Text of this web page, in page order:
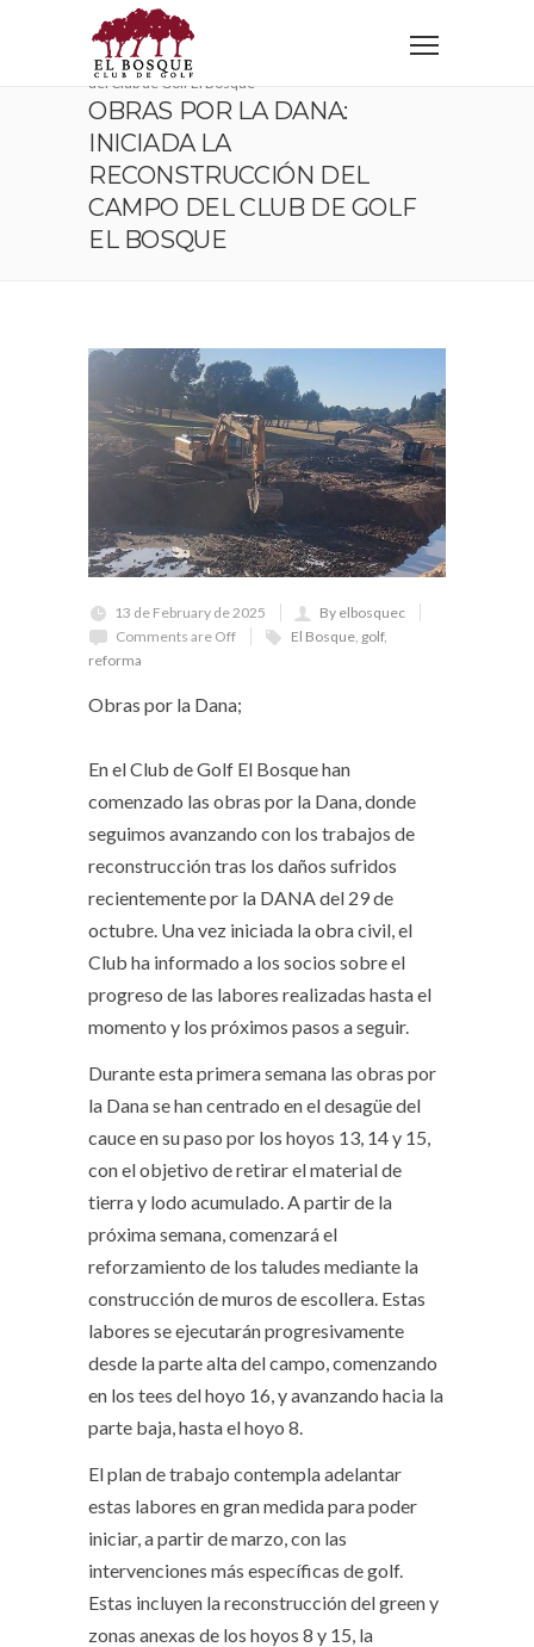
Home
Corporativo
Obras por la Dana: Iniciada la reconstrucción del campo
del Club de Golf El Bosque
OBRAS POR LA DANA:
INICIADA LA
RECONSTRUCCIÓN DEL
CAMPO DEL CLUB DE GOLF
EL BOSQUE
13 de February de 2025
By elbosquec
Comments are Off
El Bosque golf,
reforma
Obras por la Dana;
En el Club de Golf El Bosque han
comenzado las obras por la Dana, donde
seguimos avanzando con los trabajos de
reconstrucción tras los daños sufridos
recientemente por la DANA del 29 de
octubre. Una vez iniciada la obra civil, el
Club ha informado a los socios sobre el
progreso de las labores realizadas hasta el
momento y los próximos pasos a seguir.
Durante esta primera semana las obras por
la Dana se han centrado en el desagüe del
cauce en su paso por los hoyos 13, 14 y 15,
con el objetivo de retirar el material de
tierra y lodo acumulado. A partir de la
próxima semana, comenzará el
reforzamiento de los taludes mediante la
construcción de muros de escollera. Estas
labores se ejecutarán progresivamente
desde la parte alta del campo, comenzando
en los tees del hoyo 16, y avanzando hacia la
parte baja, hasta el hoyo 8.
El plan de trabajo contempla adelantar
estas labores en gran medida para poder
iniciar, a partir de marzo, con las
intervenciones más específicas de golf.
Estas incluyen la reconstrucción del green y
zonas anexas de los hoyos 8 y 15, la